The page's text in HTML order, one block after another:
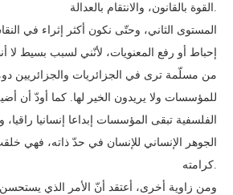
القوة بالقانون، والانتقام بالعدالة.
المستوى الثاني، وحتّى نكون أكثر إثراء في
إحباط أو رفع المعنويات، لأنّني لسبب بسيط لا
من مسلّمة ترى في الجزائريات والجزائريين
للمؤسسات ولا يريدون الخير لها. كما أودّ أن
الفلسفية تبقى المؤسسات إبداعا إنسانيا
الجوهر الإنساني للإنسان في حدّ ذاته، فهي
كرامته.
ومن زاوية أخرى، أعتقد أنّ الأمر الذي يستحسن